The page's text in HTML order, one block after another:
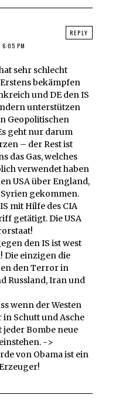
6:05 PM
sehr schlecht
bekämpfen
und DE den IS
unterstützen
Geopolitischen
geht nur darum
– der Rest ist
das Gas, welches
verwendet haben
USA über England,
gekommen.
mit Hilfe des CIA
getätigt. Die USA
den IS ist west
Die einzigen die
den Terror in
Russland, Iran und
wenn der Westen
in Schutt und Asche
jeder Bombe neue
->
von Obama ist ein
REPLY